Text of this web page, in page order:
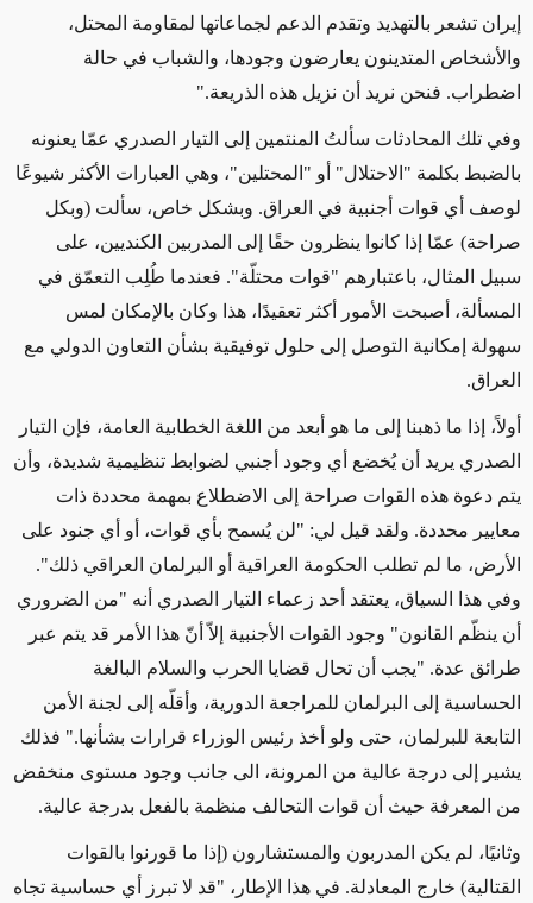
إيران تشعر بالتهديد وتقدم الدعم لجماعاتها لمقاومة المحتل،
والأشخاص المتدينون يعارضون وجودها، والشباب في حالة
اضطراب. فنحن نريد أن نزيل هذه الذريعة."
وفي تلك المحادثات سألتُ المنتمين إلى التيار الصدري عمّا يعنونه
بالضبط بكلمة "الاحتلال" أو "المحتلين"، وهي العبارات الأكثر شيوعًا
لوصف أي قوات أجنبية في العراق. وبشكل خاص، سألت (وبكل
صراحة) عمّا إذا كانوا ينظرون حقًا إلى المدربين الكنديين، على
سبيل المثال، باعتبارهم "قوات محتلّة". فعندما طُلِب التعمّق في
المسألة، أصبحت الأمور أكثر تعقيدًا، هذا وكان بالإمكان لمس
سهولة إمكانية التوصل إلى حلول توفيقية بشأن التعاون الدولي مع
العراق.
أولاً، إذا ما ذهبنا إلى ما هو أبعد من اللغة الخطابية العامة، فإن التيار
الصدري يريد أن يُخضع أي وجود أجنبي لضوابط تنظيمية شديدة، وأن
يتم دعوة هذه القوات صراحة إلى الاضطلاع بمهمة محددة ذات
معايير محددة. ولقد قيل لي: "لن يُسمح بأي قوات، أو أي جنود على
الأرض، ما لم تطلب الحكومة العراقية أو البرلمان العراقي ذلك".
وفي هذا السياق، يعتقد أحد زعماء التيار الصدري أنه "من الضروري
أن ينظّم القانون" وجود القوات الأجنبية إلاّ أنّ هذا الأمر قد يتم عبر
طرائق عدة. "يجب أن تحال قضايا الحرب والسلام البالغة
الحساسية إلى البرلمان للمراجعة الدورية، وأقلّه إلى لجنة الأمن
التابعة للبرلمان، حتى ولو أخذ رئيس الوزراء قرارات بشأنها." فذلك
يشير إلى درجة عالية من المرونة، الى جانب وجود مستوى منخفض
من المعرفة حيث أن قوات التحالف منظمة بالفعل بدرجة عالية.
وثانيًا، لم يكن المدربون والمستشارون (إذا ما قورنوا بالقوات
القتالية) خارج المعادلة. في هذا الإطار، "قد لا تبرز أي حساسية تجاه